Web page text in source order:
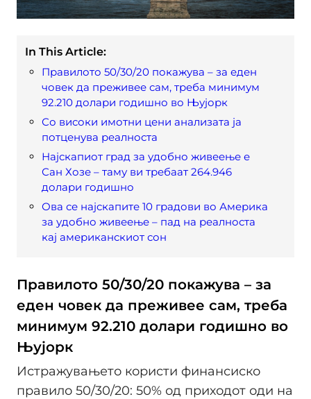
In This Article:
Правилото 50/30/20 покажува – за еден
човек да преживее сам, треба минимум
92.210 долари годишно во Њујорк
Со високи имотни цени анализата ја
потценува реалноста
Најскапиот град за удобно живеење е
Сан Хозе – таму ви требаат 264.946
долари годишно
Ова се најскапите 10 градови во Америка
за удобно живеење – пад на реалноста
кај американскиот сон
Правилото 50/30/20 покажува – за
еден човек да преживее сам, треба
минимум 92.210 долари годишно во
Њујорк
Истражувањето користи финансиско
правило 50/30/20: 50% од приходот оди на